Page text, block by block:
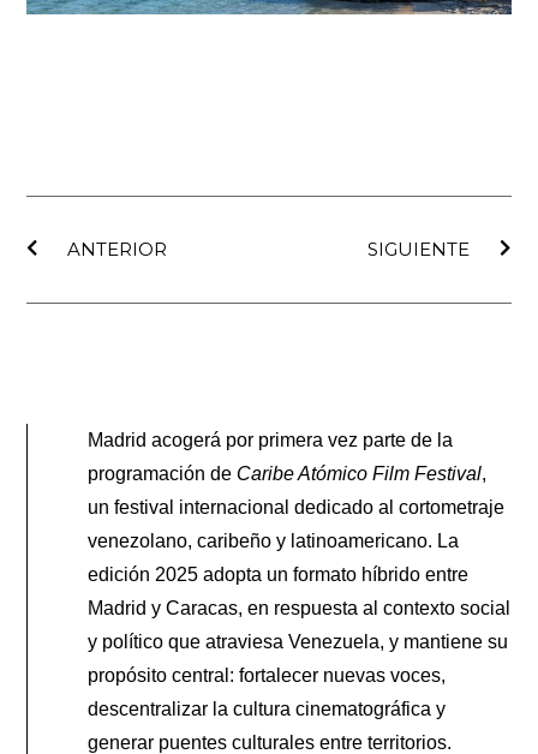
ANTERIOR
SIGUIENTE
Madrid acogerá por primera vez parte de la
programación de Caribe Atómico Film Festival,
un festival internacional dedicado al cortometraje
venezolano, caribeño y latinoamericano. La
edición 2025 adopta un formato híbrido entre
Madrid y Caracas, en respuesta al contexto social
y político que atraviesa Venezuela, y mantiene su
propósito central: fortalecer nuevas voces,
descentralizar la cultura cinematográfica y
generar puentes culturales entre territorios.